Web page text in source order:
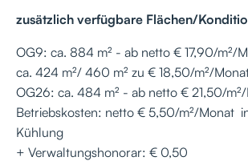
zusätzlich verfügbare Flächen/
OG9: ca. 884 m² - ab netto € 17,90/m²/
ca. 424 m²/ 460 m² zu € 18,50/m²/
OG26: ca. 484 m² - ab netto € 21,50/
Betriebskosten: netto € 5,50/m²/Monat
Kühlung
+ Verwaltungshonorar: € 0,50